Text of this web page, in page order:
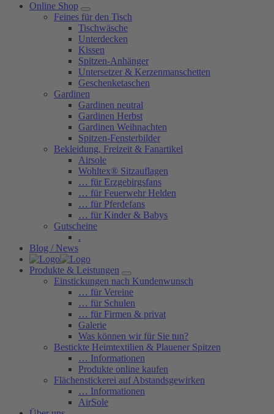
Online Shop
Feines für den Tisch
Tischwäsche
Unterdecken
Kissen
Spitzen-Anhänger
Untersetzer & Kerzenmanschetten
Geschenketaschen
Gardinen
Gardinen neutral
Gardinen Herbst
Gardinen Weihnachten
Spitzen-Fensterbilder
Bekleidung, Freizeit & Fanartikel
Airsole
Wohltex® Sitzauflagen
… für Erzgebirgsfans
… für Feuerwehr Helden
… für Pferdefans
… für Kinder & Babys
Gutscheine
.
Blog / News
Produkte & Leistungen
Einstickungen nach Kundenwunsch
… für Vereine
… für Schulen
… für Firmen & privat
Galerie
Was können wir für Sie tun?
Bestickte Heimtextilien & Plauener Spitzen
… Informationen
Produkte online kaufen
Flächenstickerei auf Abstandsgewirken
… Informationen
AirSole